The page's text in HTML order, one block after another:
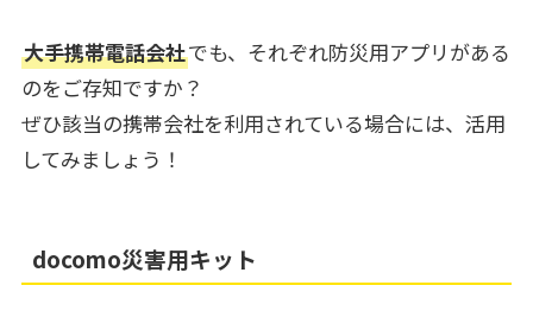
大手携帯電話会社でも、それぞれ防災用アプリがある
のをご存知ですか？
ぜひ該当の携帯会社を利用されている場合には、活用
してみましょう！
docomo災害用キット